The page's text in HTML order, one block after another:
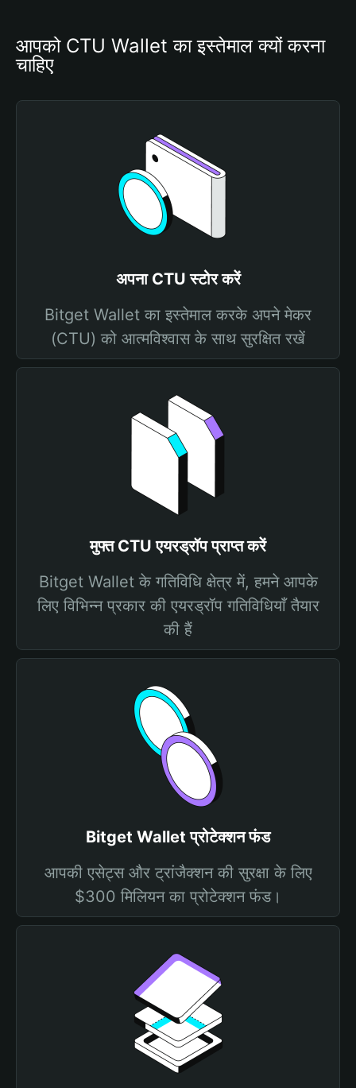
आपको CTU Wallet का इस्तेमाल क्यों करना
चाहिए
अपना CTU स्टोर करें
Bitget Wallet का इस्तेमाल करके अपने मेकर
(CTU) को आत्मविश्वास के साथ सुरक्षित रखें
मुफ्त CTU एयरड्रॉप प्राप्त करें
Bitget Wallet के गतिविधि क्षेत्र में, हमने आपके
लिए विभिन्न प्रकार की एयरड्रॉप गतिविधियाँ तैयार
की हैं
Bitget Wallet प्रोटेक्शन फंड
आपकी एसेट्स और ट्रांजैक्शन की सुरक्षा के लिए
$300 मिलियन का प्रोटेक्शन फंड।